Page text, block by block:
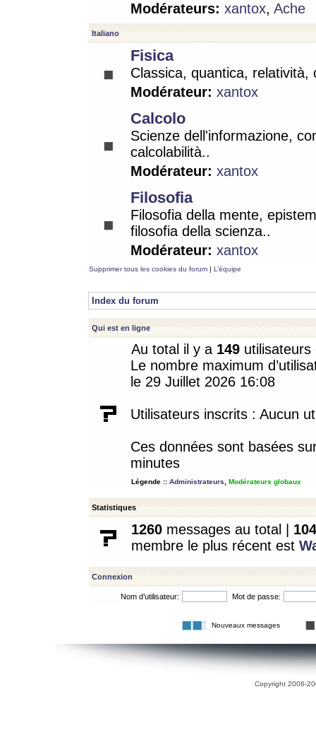
Modérateurs: xantox, Ache
Italiano
Fisica
Classica, quantica, relatività,
Modérateur: xantox
Calcolo
Scienze dell'informazione,
calcolabilità..
Modérateur: xantox
Filosofia
Filosofia della mente,
filosofia della scienza..
Modérateur: xantox
Supprimer tous les cookies du forum | L’équipe
Index du forum
Qui est en ligne
Au total il y a 149
Le nombre maximum
le 29 Juillet 2026 16:08
Utilisateurs inscrits : Aucun
Ces données sont basées
minutes
Légende :: Administrateurs Modérateurs globaux
Statistiques
1260 messages au total | 104
membre le plus récent est
Connexion
Nom d’utilisateur: Mot de passe:
Nouveaux messages
Copyright 2006-